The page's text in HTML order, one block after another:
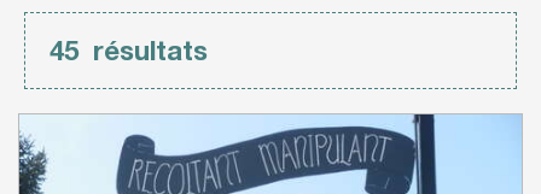
45 résultats